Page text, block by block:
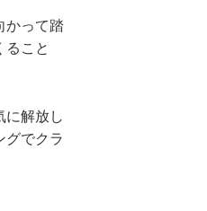
かって踏
ること
に解放し
グでクラ